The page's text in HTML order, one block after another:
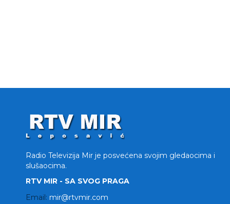
Radio Televizija Mir je posvećena svojim gledaocima i
slušaocima.
RTV MIR - SA SVOG PRAGA
Email: mir@rtvmir.com